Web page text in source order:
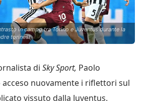
in campo tra Torino e Juventus durante la
torinesi
di Sky Sport, Paolo
nuovamente i riflettori sul
vissuto dalla Juventus.